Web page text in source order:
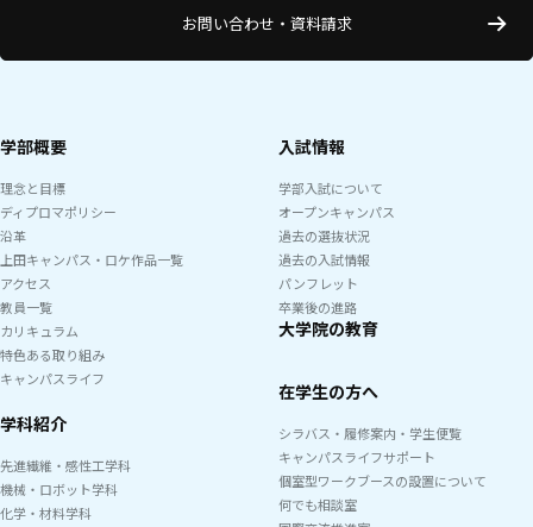
お問い合わせ・資料請求
学部概要
理念と目標
ディプロマポリシー
沿革
上田キャンパス・ロケ作品一覧
アクセス
教員一覧
カリキュラム
特色ある取り組み
キャンパスライフ
学科紹介
先進繊維・感性工学科
機械・ロボット学科
化学・材料学科
入試情報
学部入試について
オープンキャンパス
過去の選抜状況
過去の入試情報
パンフレット
卒業後の進路
大学院の教育
在学生の方へ
シラバス・履修案内・学生便覧
キャンパスライフサポート
個室型ワークブースの設置について
何でも相談室